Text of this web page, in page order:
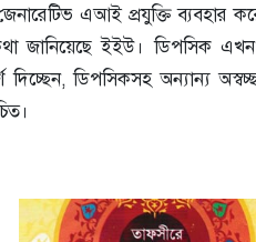
এআই প্রযুক্তি ব্যবহার
জানিয়েছে ইইউ। ডিপসিক
দিচ্ছেন, ডিপসিকসহ অন্যান্য